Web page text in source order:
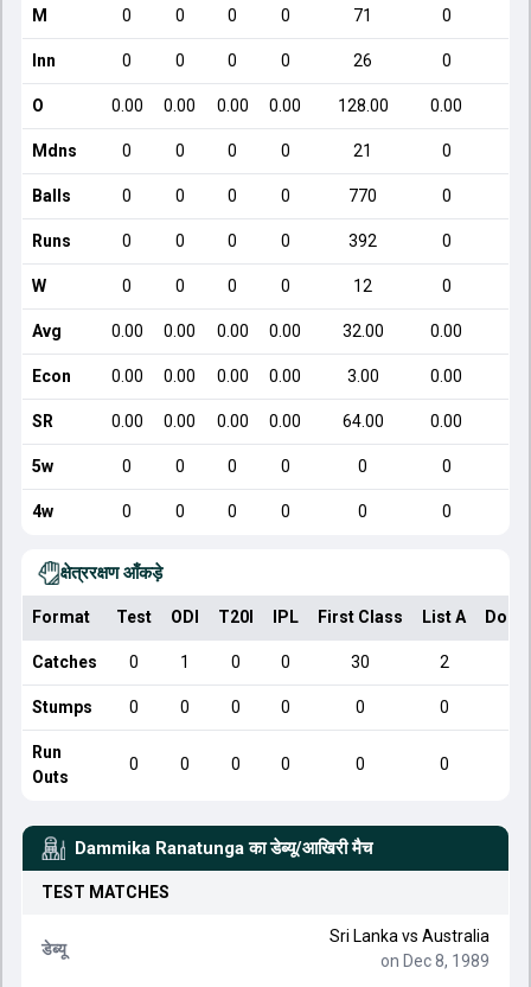
M 0 0 0 0 71 0
Inn 0 0 0 0 26 0
O 0.00 0.00 0.00 0.00 128.00 0.00
Mdns 0 0 0 0 21 0
Balls 0 0 0 0 770 0
Runs 0 0 0 0 392 0
W 0 0 0 0 12 0
Avg 0.00 0.00 0.00 0.00 32.00 0.00
Econ 0.00 0.00 0.00 0.00 3.00 0.00
SR 0.00 0.00 0.00 0.00 64.00 0.00
5w 0 0 0 0 0 0
4w 0 0 0 0 0 0
क्षेत्ररक्षण आँकड़े
Format Test ODI T20I IPL First Class List A
Catches 0 1 0 0 30 2
Stumps 0 0 0 0 0 0
Run
Outs
0 0 0 0 0 0
Dammika Ranatunga का डेब्यू/आखिरी मैच
TEST MATCHES
डेब्यू
Sri Lanka vs Australia
on Dec 8, 1989